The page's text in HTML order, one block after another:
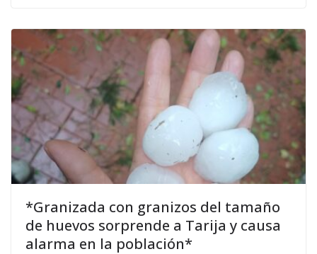
*Granizada con granizos del tamaño
de huevos sorprende a Tarija y causa
alarma en la población*